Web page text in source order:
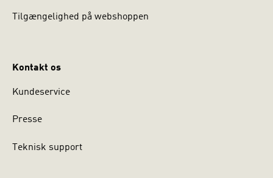
Tilgængelighed på webshoppen
Kontakt os
Kundeservice
Presse
Teknisk support